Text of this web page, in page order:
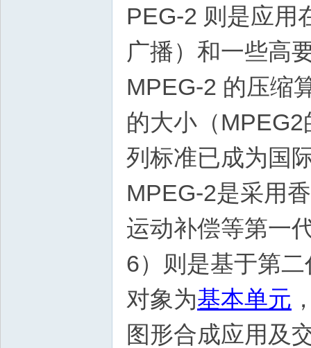
PEG-2 则是应用
广播）和一些高
MPEG-2 的压缩
的大小（
列标准已成为国
MPEG-2是采用
运动补偿等第一
6）则是基于第
对象为基本单元
图形合成应用及